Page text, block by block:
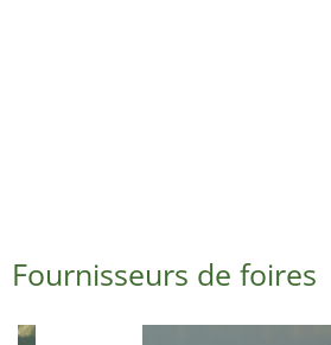
Fournisseurs de foires